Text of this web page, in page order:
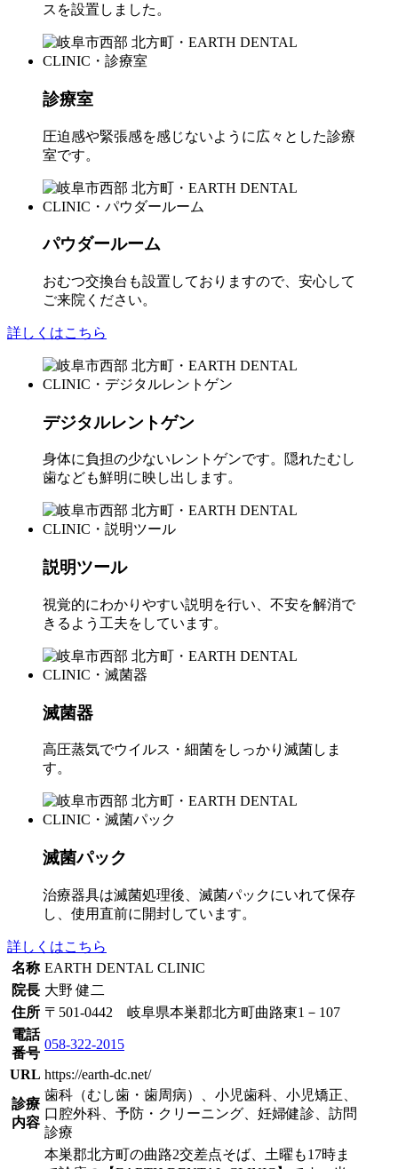
スを設置しました。
診療室
圧迫感や緊張感を感じないように広々とした診療
室です。
パウダールーム
おむつ交換台も設置しておりますので、安心して
ご来院ください。
詳しくはこちら
デジタルレントゲン
身体に負担の少ないレントゲンです。隠れたむし
歯なども鮮明に映し出します。
説明ツール
視覚的にわかりやすい説明を行い、不安を解消で
きるよう工夫をしています。
滅菌器
高圧蒸気でウイルス・細菌をしっかり滅菌しま
す。
滅菌パック
治療器具は滅菌処理後、滅菌パックにいれて保存
し、使用直前に開封しています。
詳しくはこちら
名称 EARTH DENTAL CLINIC
院長
大野 健二
住所 〒501-0442 岐阜県本巣郡北方町曲路東1－107
電話
番号
058-322-2015
URL https://earth-dc.net/
診療
内容
歯科（むし歯・歯周病）、小児歯科、小児矯正、
口腔外科、予防・クリーニング、妊婦健診、訪問
診療
本巣郡北方町の曲路2交差点そば、土曜も17時ま